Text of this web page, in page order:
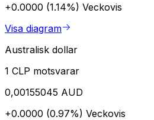
+0.0000 (1.14%) Veckovis
Visa diagram
Australisk dollar
1 CLP motsvarar
0,00155045 AUD
+0.0000 (0.97%) Veckovis